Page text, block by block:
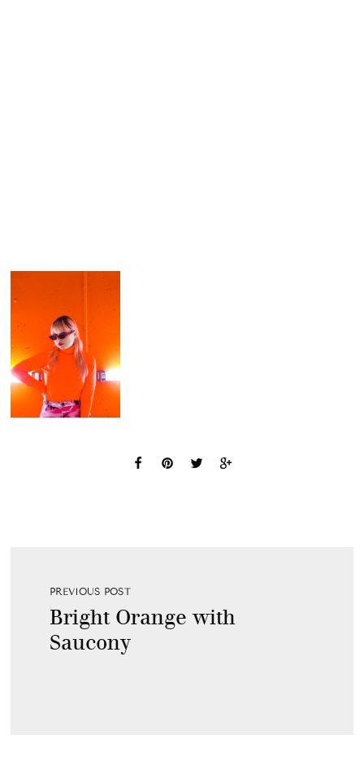
PREVIOUS POST
Bright Orange with
Saucony